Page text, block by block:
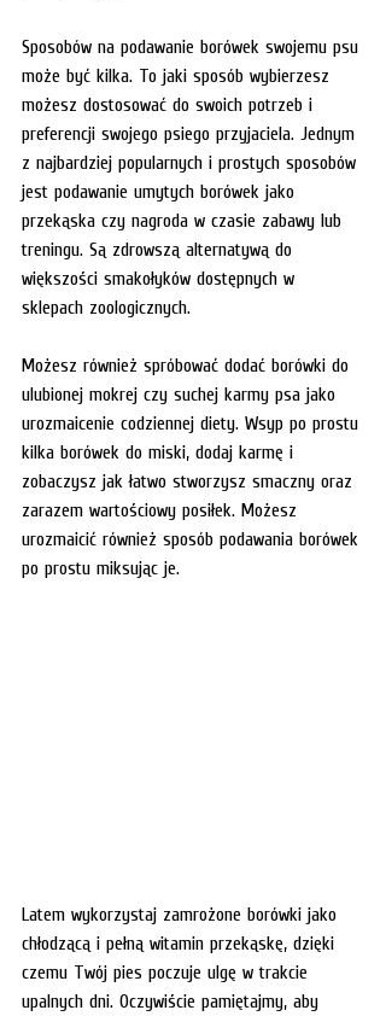
Sposobów na podawanie borówek swojemu psu
może być kilka. To jaki sposób wybierzesz
możesz dostosować do swoich potrzeb i
preferencji swojego psiego przyjaciela. Jednym
z najbardziej popularnych i prostych sposobów
jest podawanie umytych borówek jako
przekąska czy nagroda w czasie zabawy lub
treningu. Są zdrowszą alternatywą do
większości smakołyków dostępnych w
sklepach zoologicznych.
Możesz również spróbować dodać borówki do
ulubionej mokrej czy suchej karmy psa jako
urozmaicenie codziennej diety. Wsyp po prostu
kilka borówek do miski, dodaj karmę i
zobaczysz jak łatwo stworzysz smaczny oraz
zarazem wartościowy posiłek. Możesz
urozmaicić również sposób podawania borówek
po prostu miksując je.
Latem wykorzystaj zamrożone borówki jako
chłodzącą i pełną witamin przekąskę, dzięki
czemu Twój pies poczuje ulgę w trakcie
upalnych dni. Oczywiście pamiętajmy, aby